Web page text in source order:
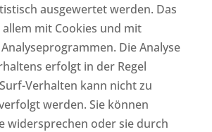
ausgewertet werden. Das
mit Cookies und mit
Die Analyse
erfolgt in der Regel
Verhalten kann nicht zu
werden. Sie können
widersprechen oder sie durch